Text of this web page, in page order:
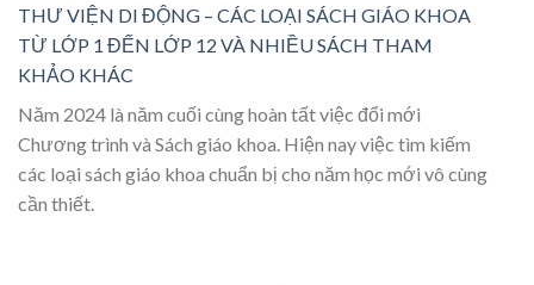
THƯ VIỆN DI ĐỘNG – CÁC LOẠI SÁCH GIÁO KHOA
TỪ LỚP 1 ĐẾN LỚP 12 VÀ NHIỀU SÁCH THAM
KHẢO KHÁC
Năm 2024 là năm cuối cùng hoàn tất việc đổi mới
Chương trình và Sách giáo khoa. Hiện nay việc tìm kiếm
các loại sách giáo khoa chuẩn bị cho năm học mới vô cùng
cần thiết.